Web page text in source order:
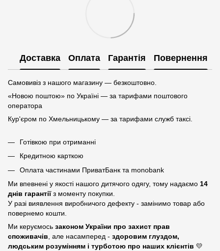
Доставка Оплата Гарантія Повернення
Самовивіз з нашого магазину — безкоштовно.
«Новою поштою» по Україні — за тарифами поштового
оператора
Кур'єром по Хмельницькому — за тарифами служб таксі.
Готівкою при отриманні
Кредитною карткою
Оплата частинами ПриватБанк та monobank
Ми впевнені у якості нашого дитячого одягу, тому надаємо 14
днів гарантіїз моменту покупки.
У разі виявлення виробничого дефекту - замінимо товар або
повернемо кошти.
Ми керуємось законом України про захист прав
споживачів , але насамперед - здоровим глуздом,
людським розумінням і турботою про наших клієнтів 💛